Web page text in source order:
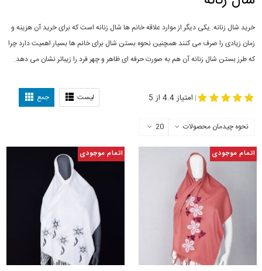
خرید شال زنانه. یکی دیگر از موارد علاقه خانم ها شال زنانه است که برای خرید آن هزینه و
زمان زیادی را صرف می کنند همچنین نحوه بستن شال برای خانم ها بسیار اهمیت دارد چرا
که طرز بستن شال زنانه آن هم به صورت حرفه ای ظاهر و چهر فرد را زیباتر نشان می دهد.
لیست جمع | امتیاز 4.4 از 5
نحوه چیدمان محصولات 20
اتمام موجودی اتمام موجودی